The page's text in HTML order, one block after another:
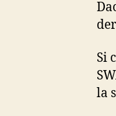
Si
la